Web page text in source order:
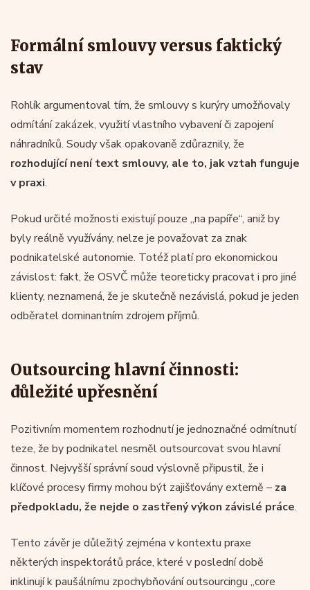
Formální smlouvy versus faktický
stav
Rohlík argumentoval tím, že smlouvy s kurýry umožňovaly
odmítání zakázek, využití vlastního vybavení či zapojení
náhradníků. Soudy však opakovaně zdůraznily, že
rozhodující není text smlouvy, ale to, jak vztah funguje
v praxi.
Pokud určité možnosti existují pouze „na papíře“, aniž by
byly reálně využívány, nelze je považovat za znak
podnikatelské autonomie. Totéž platí pro ekonomickou
závislost: fakt, že OSVČ může teoreticky pracovat i pro jiné
klienty, neznamená, že je skutečně nezávislá, pokud je jeden
odběratel dominantním zdrojem příjmů.
Outsourcing hlavní činnosti:
důležité upřesnění
Pozitivním momentem rozhodnutí je jednoznačné odmítnutí
teze, že by podnikatel nesměl outsourcovat svou hlavní
činnost. Nejvyšší správní soud výslovně připustil, že i
klíčové procesy firmy mohou být zajišťovány externě – za
předpokladu, že nejde o zastřený výkon závislé práce.
Tento závěr je důležitý zejména v kontextu praxe
některých inspektorátů práce, které v poslední době
inklinují k paušálnímu zpochybňování outsourcingu „core